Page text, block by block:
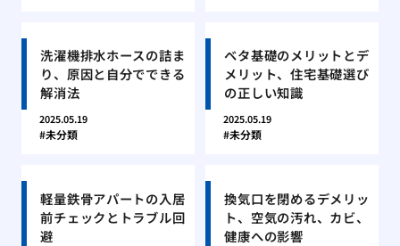
洗濯機排水ホースの詰ま
り、原因と自分でできる
解消法
2025.05.19
未分類
ベタ基礎のメリットとデ
メリット、住宅基礎選び
の正しい知識
2025.05.19
未分類
軽量鉄骨アパートの入居
前チェックとトラブル回
避
換気口を閉めるデメリッ
ト、空気の汚れ、カビ、
健康への影響